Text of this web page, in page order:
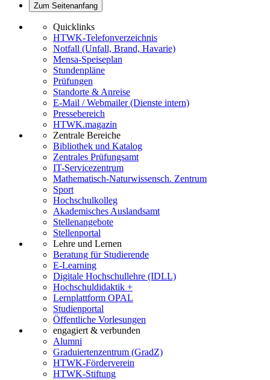
Zum Seitenanfang
Quicklinks
HTWK-Telefonverzeichnis
Notfall (Unfall, Brand, Havarie)
Mensa-Speiseplan
Stundenpläne
Prüfungen
Standorte & Anreise
E-Mail / Webmailer (Dienste intern)
Pressebereich
HTWK.magazin
Zentrale Bereiche
Bibliothek und Katalog
Zentrales Prüfungsamt
IT-Servicezentrum
Mathematisch-Naturwissensch. Zentrum
Sport
Hochschulkolleg
Akademisches Auslandsamt
Stellenangebote
Stellenportal
Lehre und Lernen
Beratung für Studierende
E-Learning
Digitale Hochschullehre (IDLL)
Hochschuldidaktik +
Lernplattform OPAL
Studienportal
Öffentliche Vorlesungen
engagiert & verbunden
Alumni
Graduiertenzentrum (GradZ)
HTWK-Förderverein
HTWK-Stiftung